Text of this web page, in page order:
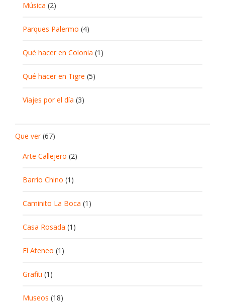
Música (2)
Parques Palermo (4)
Qué hacer en Colonia (1)
Qué hacer en Tigre (5)
Viajes por el día (3)
Que ver(67)
Arte Callejero (2)
Barrio Chino (1)
Caminito La Boca (1)
Casa Rosada (1)
El Ateneo (1)
Grafiti (1)
Museos (18)